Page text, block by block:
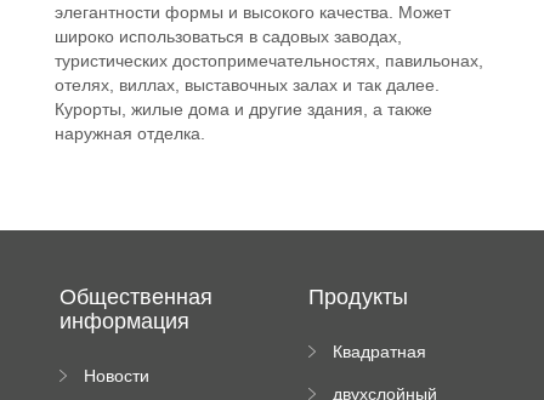
элегантности формы и высокого качества. Может
широко использоваться в садовых заводах,
туристических достопримечательностях, павильонах,
отелях, виллах, выставочных залах и так далее.
Курорты, жилые дома и другие здания, а также
наружная отделка.
Общественная
информация
Новости
Продукты
Квадратная
двухслойный